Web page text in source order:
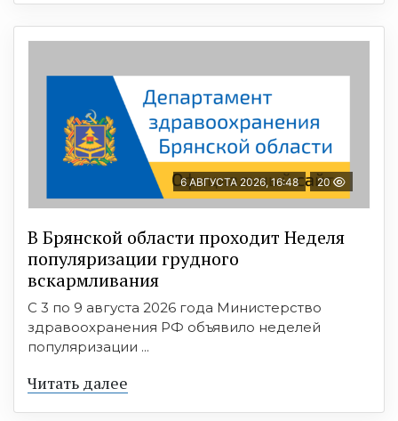
6 АВГУСТА 2026, 16:48 20
В Брянской области проходит Неделя
популяризации грудного
вскармливания
С 3 по 9 августа 2026 года Министерство
здравоохранения РФ объявило неделей
популяризации ...
Читать далее